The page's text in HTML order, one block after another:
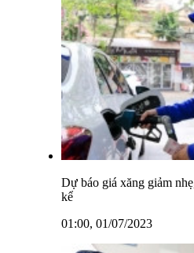
Dự báo giá xăng giảm
kể
01:00, 01/07/2023